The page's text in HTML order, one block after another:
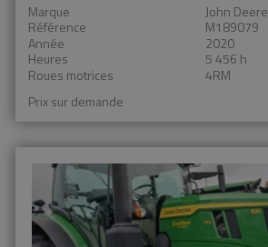
Marque
John Deere
Référence
M189079
Année
2020
Heures
5 456 h
Roues motrices
4RM
Prix sur demande